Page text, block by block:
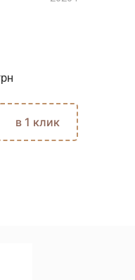
в 1 клик